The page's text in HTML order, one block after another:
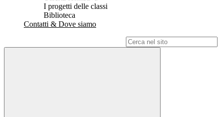
I progetti delle classi
Biblioteca
Contatti & Dove siamo